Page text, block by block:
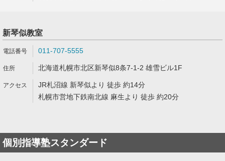
新琴似教室
011-707-5555
北海道札幌市北区新琴似8条7-1-2 雄雪ビル1F
JR札沼線 新琴似より 徒歩 約14分
札幌市営地下鉄南北線 麻生より 徒歩 約20分
個別指導塾スタンダード